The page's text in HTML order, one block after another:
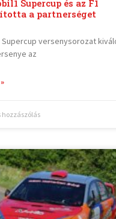
Supercup és az F1
a partnerséget
Supercup versenysorozat
az
hozzászólás